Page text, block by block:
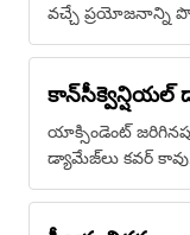
వచ్చే ప్రయోజనాన్ని
కాన్​సీక్వెన్షియల్​
యాక్సిండెంట్​
డ్యామేజ్​లు కవర్ కావు.